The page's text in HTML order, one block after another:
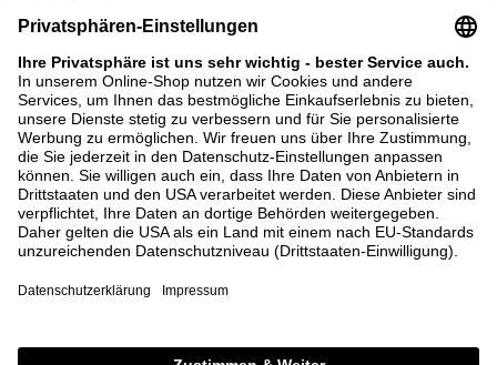
BARRIEREFREIHEITSERKLÄRUNG
KONTAKT
COOKIES
MEN'S WORLD: BRAUN HAMBURG
Ein Unternehmen der Unger GmbH & Co. KG
EINKAUF VON 400 € NACH RETOURE, NICHT
CHECKOUT. GUTSCHEINE, REDUZIERTE ARTIKEL